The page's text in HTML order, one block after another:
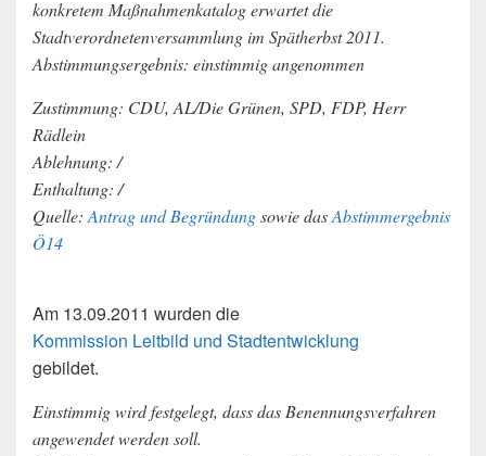
konkretem Maßnahmenkatalog erwartet die
Stadtverordnetenversammlung im Spätherbst 2011.
Abstimmungsergebnis: einstimmig angenommen
Zustimmung: CDU, AL/Die Grünen, SPD, FDP, Herr
Rädlein
Ablehnung: /
Enthaltung: /
Quelle:Antrag und Begründungsowie dasAbstimmergebnis
Ö14
Am 13.09.2011 wurden die
Kommission Leitbild und Stadtentwicklung
gebildet.
Einstimmig wird festgelegt, dass das Benennungsverfahren
angewendet werden soll.